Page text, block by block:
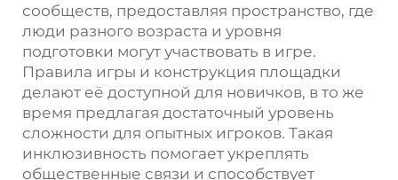
сообществ, предоставляя пространство, где
люди разного возраста и уровня
подготовки могут участвовать в игре.
Правила игры и конструкция площадки
делают её доступной для новичков, в то же
время предлагая достаточный уровень
сложности для опытных игроков. Такая
инклюзивность помогает укреплять
общественные связи и способствует